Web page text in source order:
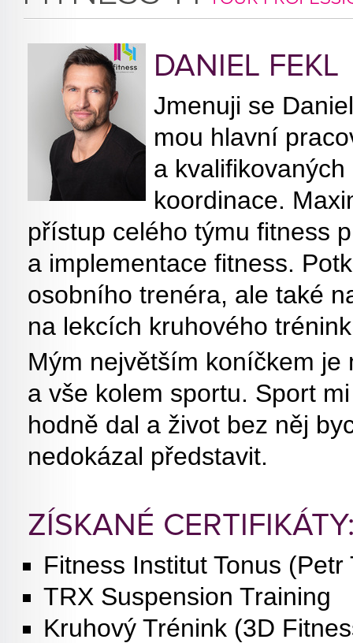
DANIEL FEKL
Jmenuji se
mou hlavní
a
koordinace.
přístup celého týmu fitness
a implementace fitness.
osobního trenéra, ale také
na lekcích kruhového
Mým největším koníčkem je
a vše kolem sportu. Sport
hodně dal a život bez něj
nedokázal představit.
ZÍSKANÉ
Fitness Institut Tonus (Petr
TRX Suspension Training
Kruhový Trénink (3D